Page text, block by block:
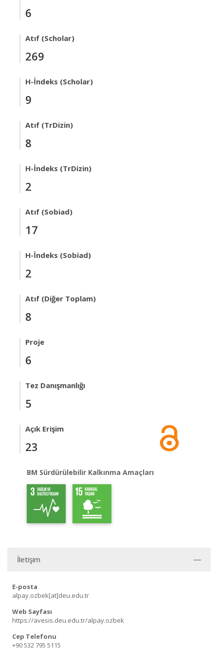
6
Atıf (Scholar)
269
H-İndeks (Scholar)
9
Atıf (TrDizin)
8
H-İndeks (TrDizin)
2
Atıf (Sobiad)
17
H-İndeks (Sobiad)
2
Atıf (Diğer Toplam)
8
Proje
6
Tez Danışmanlığı
5
Açık Erişim
23
BM Sürdürülebilir Kalkınma Amaçları
İletişim
E-posta
alpay.ozbek[at]deu.edu.tr
Web Sayfası
https://avesis.deu.edu.tr/alpay.ozbek
Cep Telefonu
+90 532 795 5115